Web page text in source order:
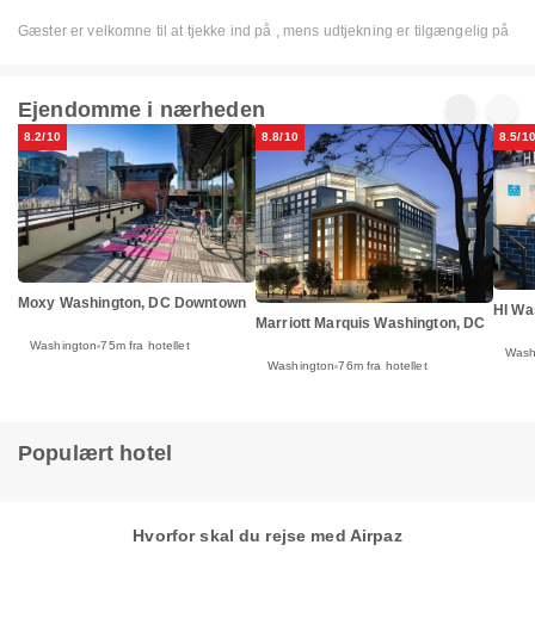
Gæster er velkomne til at tjekke ind på , mens udtjekning er tilgængelig på
Ejendomme i nærheden
8.2/10
Moxy Washington, DC Downtown
Washington 75m fra hotellet
8.8/10
Marriott Marquis Washington, DC
Washington 76m fra hotellet
8.5/10
HI
Populært hotel
Hvorfor skal du rejse med Airpaz